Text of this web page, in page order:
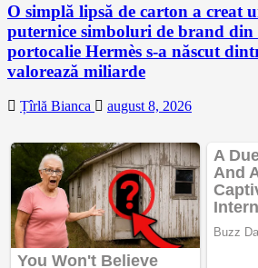
O simplă lipsă de carton a creat
puternice simboluri de brand din
portocalie Hermès s-a născut
valorează miliarde
Țîrlă Bianca august 8, 2026